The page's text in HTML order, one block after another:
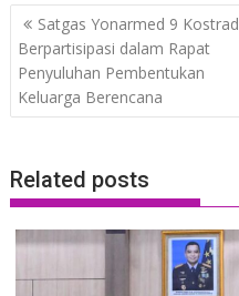
Post
navigation
Satgas Yonarmed 9 Kostrad
Berpartisipasi dalam Rapat
Penyuluhan Pembentukan
Keluarga Berencana
Related posts